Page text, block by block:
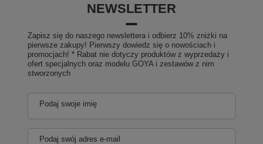
NEWSLETTER
Zapisz się do naszego newslettera i odbierz 10% zniżki na
pierwsze zakupy! Pierwszy dowiedz się o nowościach i
promocjach! * Rabat nie dotyczy produktów z wyprzedaży i
ofert specjalnych oraz modelu GOYA i zestawów z nim
stworzonych
Podaj swoje imię
Podaj swój adres e-mail